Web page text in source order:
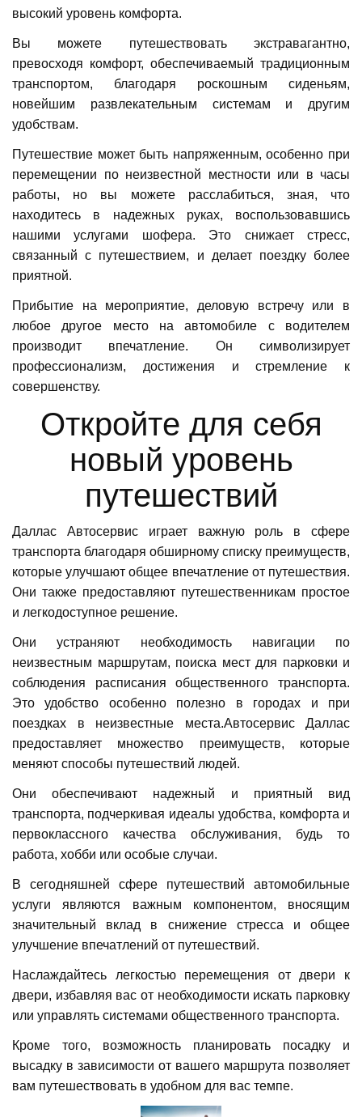
высокий уровень комфорта.
Вы можете путешествовать экстравагантно,
превосходя комфорт, обеспечиваемый традиционным
транспортом, благодаря роскошным сиденьям,
новейшим развлекательным системам и другим
удобствам.
Путешествие может быть напряженным, особенно при
перемещении по неизвестной местности или в часы
работы, но вы можете расслабиться, зная, что
находитесь в надежных руках, воспользовавшись
нашими услугами шофера. Это снижает стресс,
связанный с путешествием, и делает поездку более
приятной.
Прибытие на мероприятие, деловую встречу или в
любое другое место на автомобиле с водителем
производит впечатление. Он символизирует
профессионализм, достижения и стремление к
совершенству.
Откройте для себя
новый уровень
путешествий
Даллас Автосервис играет важную роль в сфере
транспорта благодаря обширному списку преимуществ,
которые улучшают общее впечатление от путешествия.
Они также предоставляют путешественникам простое
и легкодоступное решение.
Они устраняют необходимость навигации по
неизвестным маршрутам, поиска мест для парковки и
соблюдения расписания общественного транспорта.
Это удобство особенно полезно в городах и при
поездках в неизвестные места.Автосервис Даллас
предоставляет множество преимуществ, которые
меняют способы путешествий людей.
Они обеспечивают надежный и приятный вид
транспорта, подчеркивая идеалы удобства, комфорта и
первоклассного качества обслуживания, будь то
работа, хобби или особые случаи.
В сегодняшней сфере путешествий автомобильные
услуги являются важным компонентом, вносящим
значительный вклад в снижение стресса и общее
улучшение впечатлений от путешествий.
Наслаждайтесь легкостью перемещения от двери к
двери, избавляя вас от необходимости искать парковку
или управлять системами общественного транспорта.
Кроме того, возможность планировать посадку и
высадку в зависимости от вашего маршрута позволяет
вам путешествовать в удобном для вас темпе.